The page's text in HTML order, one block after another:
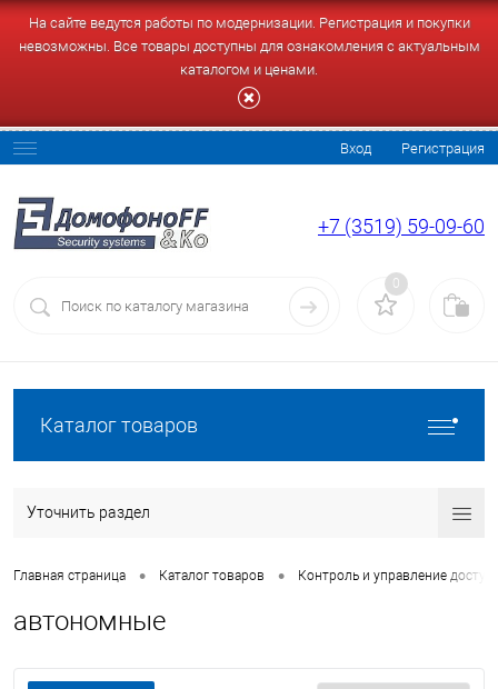
На сайте ведутся работы по модернизации. Регистрация и покупки
невозможны. Все товары доступны для ознакомления с актуальным
каталогом и ценами.
Вход Регистрация
+7 (3519) 59-09-60
0
Каталог товаров
Уточнить раздел
Главная страница • Каталог товаров • Контроль и управление
автономные